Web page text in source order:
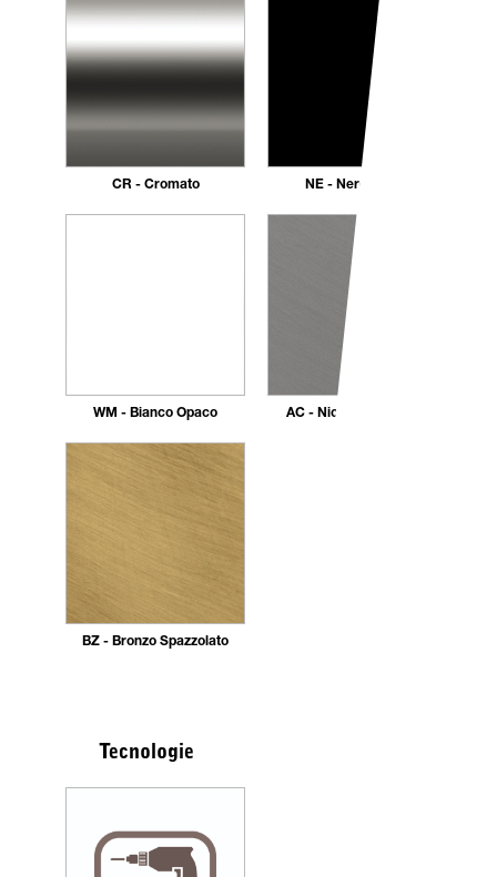
CR - Cromato NE - Nero opaco
WM - Bianco Opaco AC - Nickel Spazzolato
BZ - Bronzo Spazzolato
Tecnologie